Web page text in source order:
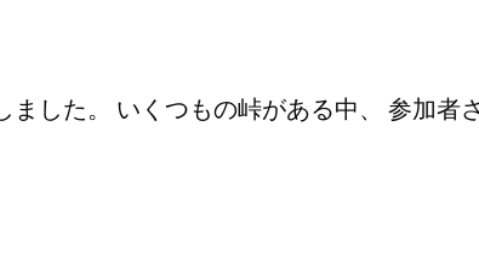
した。 いくつもの峠がある中、 参加者